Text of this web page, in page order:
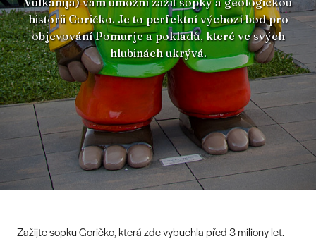
historii Goričko. Je to perfektní výchozí bod pro
objevování Pomurje a pokladů, které ve svých
hlubinách ukrývá.
Zažijte sopku Goričko, která zde vybuchla před 3 miliony let.